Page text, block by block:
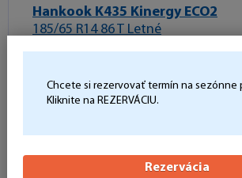
Hankook K435 Kinergy ECO2
185/65 R14 86 T Letné
Expedujeme bežne do 2 dní
66,64 €
Chcete si rezervovať termín na sezónne
Kliknite na REZERVÁCIU.
Rezervácia